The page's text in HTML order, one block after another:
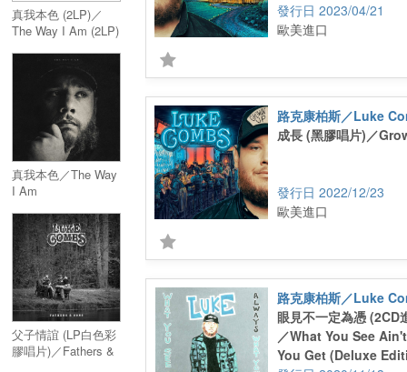
真我本色 (2LP)／
The Way I Am (2LP)
真我本色／The Way
I Am
父子情誼 (LP白色彩
膠唱片)／Fathers &
2023/04/21
歐美進口
路克康柏斯／Luke
成長 (黑膠唱片)／
2022/12/23
歐美進口
路克康柏斯／Luke
眼見不一定為憑 (2CD
／What You See
You Get (Deluxe